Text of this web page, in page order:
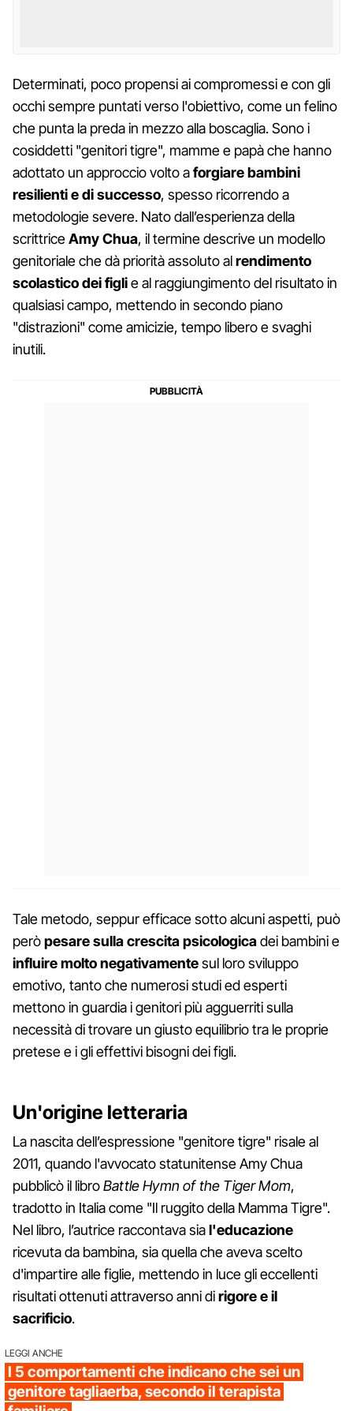
Determinati, poco propensi ai compromessi e con gli
occhi sempre puntati verso l'obiettivo, come un felino
che punta la preda in mezzo alla boscaglia. Sono i
cosiddetti "genitori tigre", mamme e papà che hanno
adottato un approccio volto aforgiare bambini
resilienti e di successo, spesso ricorrendo a
metodologie severe. Nato dall’esperienza della
scrittriceAmy Chua, il termine descrive un modello
genitoriale che dà priorità assoluto alrendimento
scolastico dei figlie al raggiungimento del risultato in
qualsiasi campo, mettendo in secondo piano
"distrazioni" come amicizie, tempo libero e svaghi
inutili.
Tale metodo, seppur efficace sotto alcuni aspetti, può
peròpesare sulla crescita psicologicadei bambini e
influire molto negativamentesul loro sviluppo
emotivo, tanto che numerosi studi ed esperti
mettono in guardia i genitori più agguerriti sulla
necessità di trovare un giusto equilibrio tra le proprie
pretese e i gli effettivi bisogni dei figli.
Un'origine letteraria
La nascita dell’espressione "genitore tigre" risale al
2011, quando l'avvocato statunitense Amy Chua
pubblicò il libroBattle Hymn of the Tiger Mom,
tradotto in Italia come "Il ruggito della Mamma Tigre".
Nel libro, l’autrice raccontava sial'educazione
ricevuta da bambina, sia quella che aveva scelto
d'impartire alle figlie, mettendo in luce gli eccellenti
risultati ottenuti attraverso anni dirigore e il
sacrificio.
LEGGI ANCHE
I 5 comportamenti che indicano che sei un
genitore tagliaerba, secondo il terapista